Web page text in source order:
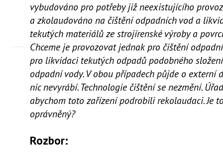
vybudováno pro potřeby již neexistujícího
a zkolaudováno na čištění odpadních vod a
tekutých materiálů ze strojírenské výroby a
Chceme je provozovat jednak pro čištění
pro likvidaci tekutých odpadů podobného
odpadní vody. V obou případech půjde o externí
nic nevyrábí. Technologie čištění se nezmění.
abychom toto zařízení podrobili rekolaudaci. Je
oprávněný?
Rozbor: